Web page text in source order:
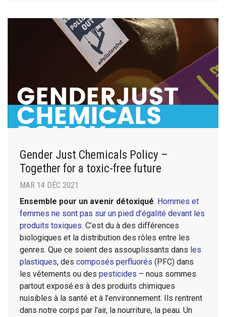
Gender Just Chemicals Policy –
Together for a toxic-free future
MAR 14 DÉC 2021
Ensemble pour un avenir détoxiqué. Hommes et
femmes ne sont pas sur un pied d’égalité devant les
produits toxiques. C’est du à des différences
biologiques et la distribution des rôles entre les
genres. Que ce soient des assouplissants dans les
plastiques, des composés perfluorés (PFC) dans
les vêtements ou des pesticides – nous sommes
partout exposé.es à des produits chimiques
nuisibles à la santé et à l’environnement. Ils rentrent
dans notre corps par l’air, la nourriture, la peau. Un